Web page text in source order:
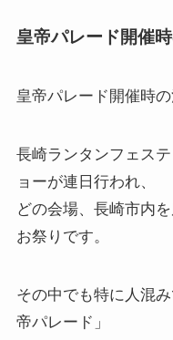
皇帝パレード開催
皇帝パレード開催時
長崎ランタンフェス
ョーが連日行われ、
どの会場、長崎市内
お祭りです。
その中でも特に人混
帝パレード」